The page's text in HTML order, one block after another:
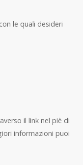
le quali desideri
il link nel piè di
informazioni puoi